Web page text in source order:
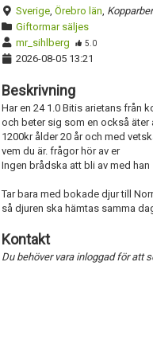
Sverige, Örebro län,
Giftormar säljes
mr_sihlberg
5.0
2026-08-05 13:21
Beskrivning
Har en 24 1.0 Bitis arietans från
och beter sig som en också
1200kr ålder 20 år och med
vem du är. frågor hör av er
Ingen brådska att bli av med han
Tar bara med bokade djur till
så djuren ska hämtas samma
Kontakt
Du behöver vara inloggad för att
Terms of Service